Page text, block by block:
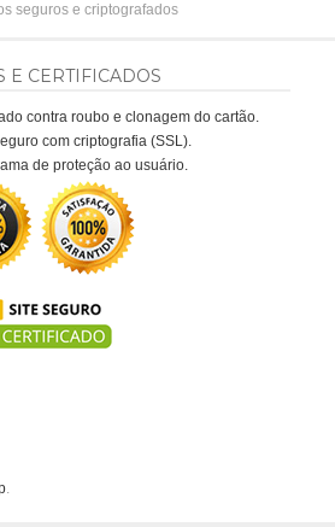
seguros e criptografados
E CERTIFICADOS
contra roubo e clonagem do cartão.
com criptografia (SSL).
de proteção ao usuário.